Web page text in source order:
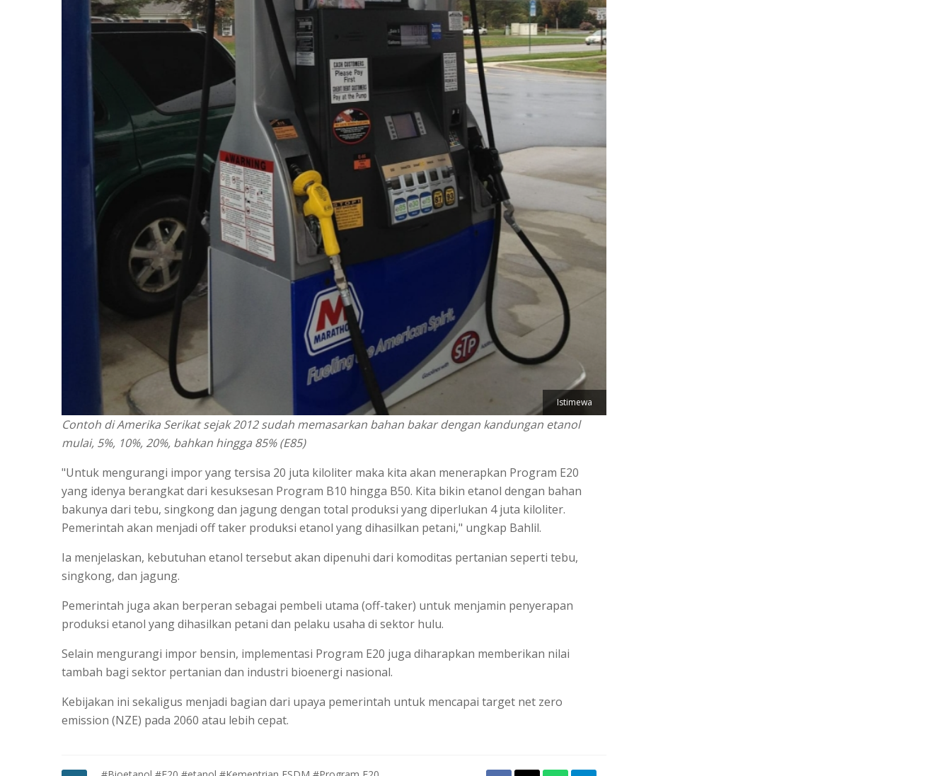
Istimewa
Contoh di Amerika Serikat sejak 2012 sudah memasarkan bahan bakar dengan kandungan etanol
mulai, 5%, 10%, 20%, bahkan hingga 85% (E85)
"Untuk mengurangi impor yang tersisa 20 juta kiloliter maka kita akan menerapkan Program E20
yang idenya berangkat dari kesuksesan Program B10 hingga B50. Kita bikin etanol dengan bahan
bakunya dari tebu, singkong dan jagung dengan total produksi yang diperlukan 4 juta kiloliter.
Pemerintah akan menjadi off taker produksi etanol yang dihasilkan petani," ungkap Bahlil.
Ia menjelaskan, kebutuhan etanol tersebut akan dipenuhi dari komoditas pertanian seperti tebu,
singkong, dan jagung.
Pemerintah juga akan berperan sebagai pembeli utama (off-taker) untuk menjamin penyerapan
produksi etanol yang dihasilkan petani dan pelaku usaha di sektor hulu.
Selain mengurangi impor bensin, implementasi Program E20 juga diharapkan memberikan nilai
tambah bagi sektor pertanian dan industri bioenergi nasional.
Kebijakan ini sekaligus menjadi bagian dari upaya pemerintah untuk mencapai target net zero
emission (NZE) pada 2060 atau lebih cepat.